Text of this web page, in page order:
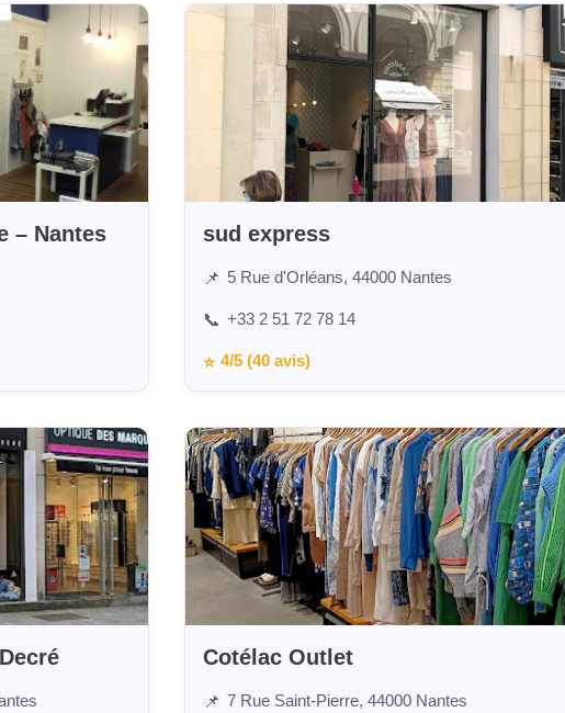
– Nantes sud express
📌 5 Rue d'Orléans, 44000 Nantes
📞 +33 2 51 72 78 14
⭐ 4/5 (40 avis)
Cotélac Outlet
📌 7 Rue Saint-Pierre, 44000 Nantes